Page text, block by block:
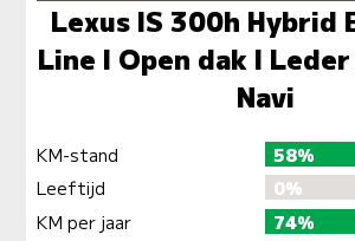
Lexus IS 300h Hybrid
Line I Open dak I
Navi
KM-stand
58%
Leeftijd
0%
KM per jaar
74%